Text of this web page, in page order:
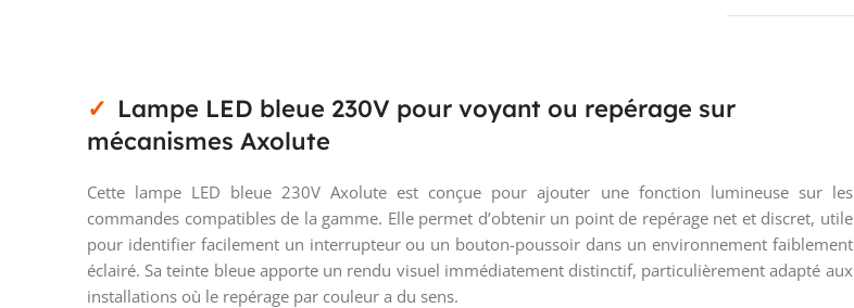
Lampe LED bleue 230V pour voyant ou repérage sur
mécanismes Axolute
Cette lampe LED bleue 230V Axolute est conçue pour ajouter une fonction lumineuse sur les
commandes compatibles de la gamme. Elle permet d’obtenir un point de repérage net et discret, utile
pour identifier facilement un interrupteur ou un bouton-poussoir dans un environnement faiblement
éclairé. Sa teinte bleue apporte un rendu visuel immédiatement distinctif, particulièrement adapté aux
installations où le repérage par couleur a du sens.